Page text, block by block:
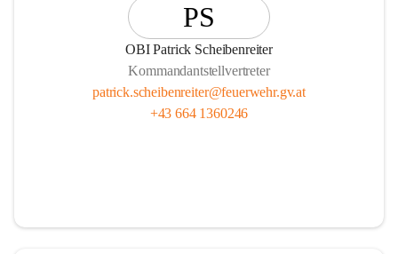
PS
OBI Patrick Scheibenreiter
Kommandantstellvertreter
patrick.scheibenreiter@feuerwehr.gv.at
+43 664 1360246